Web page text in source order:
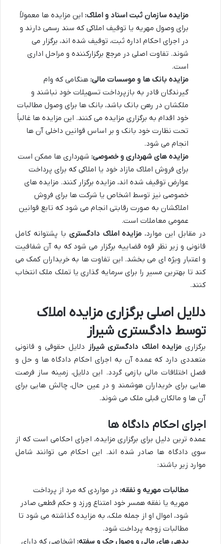
مزایده سازمان ثبت اسناد و املاک: این مزایده ها معمولاً
برای وصول مهریه یا توقیف املاکی که سند رسمی دارند و
در اجرای احکام اداره ثبت، توقیف شده اند، برگزار می
شوند. تفاوت اصلی در مرجع برگزارکننده و مراحل اداری
است.
مزایده بانک ها و موسسات مالی: هنگامی که وام
گیرندگان قادر به بازپرداخت تسهیلات خود نباشند و
ملکشان در رهن بانک باشد، بانک ها برای وصول مطالبات
خود اقدام به برگزاری مزایده می کنند. این مزایده ها غالباً
تحت نظارت خود بانک و بر اساس قوانین داخلی آن ها
انجام می شود.
مزایده های شهرداری و خصوصی: شهرداری ها ممکن است
برای فروش املاک مازاد خود یا املاکی که برای پرداخت
عوارض توقیف شده اند، مزایده برگزار کنند. مزایده های
خصوصی نیز توسط اشخاص یا شرکت ها برای فروش
املاکشان به صورت رقابتی انجام می شود که تابع قوانین
عمومی معاملات است.
در مقابل این موارد، مزایده املاک دادگستری با پشتوانه کامل
قانونی و زیر نظر قوه قضاییه برگزار می شود که به آن شفافیت
و اعتبار ویژه ای می بخشد. این تفاوت ها به خریداران کمک می
کند تا بهترین مسیر را برای سرمایه گذاری یا تملک ملک انتخاب
کنند.
دلایل اصلی برگزاری مزایده املاک
توسط دادگستری شیراز
برگزاری مزایده املاک دادگستری شیراز دلایل حقوقی و قانونی
متعددی دارد که عمده آن به اجرای احکام دادگاه ها و حل و
فصل اختلافات مالی بازمی گردد. این دلایل، زمینه ساز فرصت
هایی برای خریداران هوشمند و در عین حال، چالش هایی برای
آن ها و مالکان قبلی ملک می شوند.
اجرای احکام دادگاه ها
عمده ترین دلیل برای برگزاری مزایده، اجرای احکامی است که از
سوی دادگاه ها صادر شده اند. این احکام می توانند شامل
موارد زیر باشند:
مطالبات مهریه و نفقه: در مواردی که مرد از پرداخت
مهریه یا نفقه همسر خود امتناع ورزد و حکم قطعی صادر
شود، اموال او از جمله ملک، به مزایده گذاشته می شود تا
مطالبات زوجه پرداخت شود.
بدهی های مالی و وصول چک و سفته: اشخاصی که دارای